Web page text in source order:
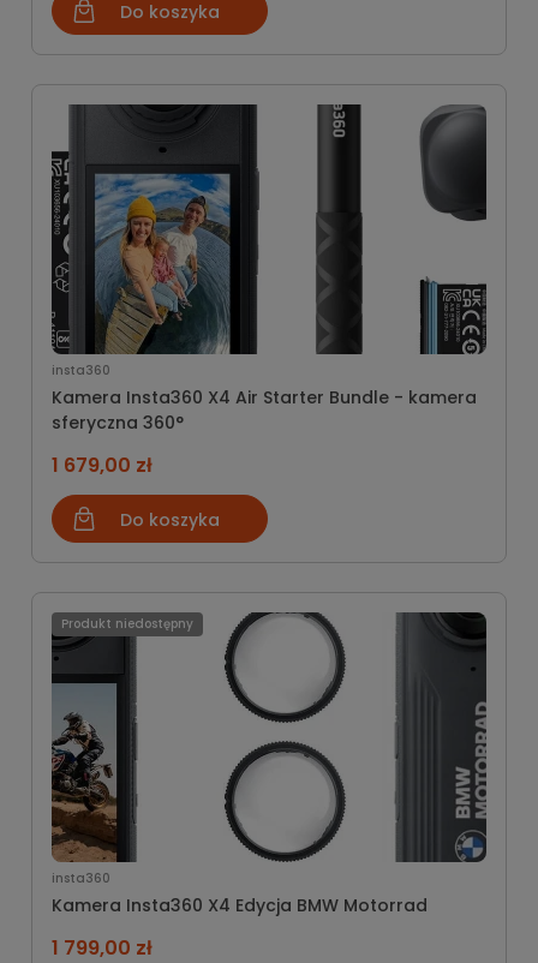
Do koszyka
insta360
Kamera Insta360 X4 Air Starter Bundle - kamera
sferyczna 360°
1 679,00 zł
Do koszyka
insta360
Kamera Insta360 X4 Edycja BMW Motorrad
1 799,00 zł
Produkt niedostępny